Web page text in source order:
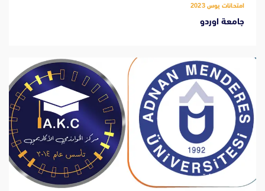
امتحانات يوس 2023
جامعة اوردو